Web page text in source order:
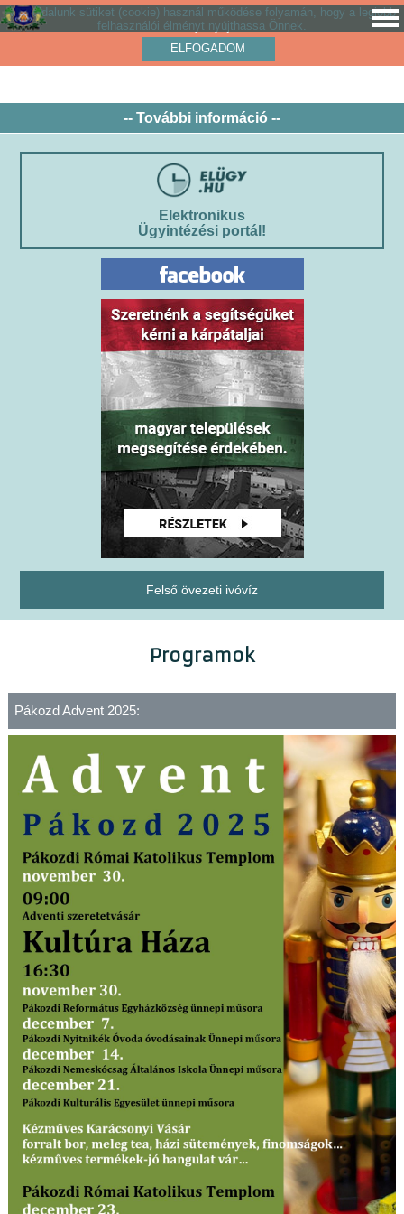
Weboldalunk sütiket (cookie) használ működése folyamán, hogy a legjobb
felhasználói élményt nyújthassa Önnek.
ELFOGADOM
-- További információ --
Elektronikus
Ügyintézési portál!
Felső övezeti ivóvíz
Programok
Pákozd Advent 2025: